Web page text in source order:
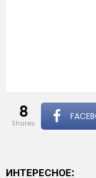
8
shares
ИНТЕРЕСНОЕ: